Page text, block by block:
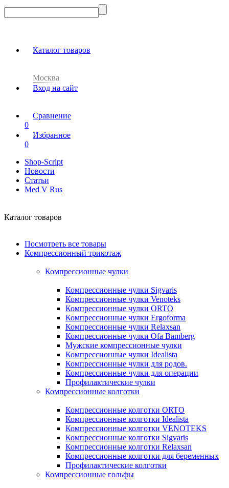
Каталог товаров
Москва
Вход на сайт
Сравнение
0
Избранное
0
Shop-Script
Новости
Статьи
Med V Rus
Каталог товаров
Посмотреть все товары
Компрессионный трикотаж
Компрессионные чулки
Компрессионные чулки Sigvaris
Компрессионные чулки Venoteks
Компрессионные чулки ORTO
Компрессионные чулки Ergoforma
Компрессионные чулки Relaxsan
Компрессионные чулки Ofa Bamberg
Мужские компрессионные чулки
Компрессионные чулки Idealista
Компрессионные чулки для родов.
Компрессионные чулки для операции
Профилактические чулки
Компрессионные колготки
Компрессионные колготки ORTO
Компрессионные колготки Idealista
Компрессионные колготки VENOTEKS
Компрессионные колготки Sigvaris
Компрессионные колготки Relaxsan
Компрессионные колготки для беременных
Профилактические колготки
Компрессионные гольфы